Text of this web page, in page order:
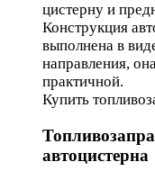
цистерну и
Конструкция
выполнена в
направления,
практичной.
Купить
автоцистерна